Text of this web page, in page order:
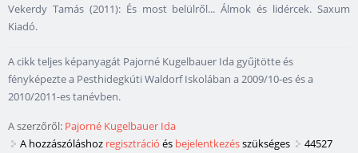
Vekerdy Tamás (2011): És most belülről... Álmok és lidércek. Saxum
Kiadó.
A cikk teljes képanyagát Pajorné Kugelbauer Ida gyűjtötte és
fényképezte a Pesthidegkúti Waldorf Iskolában a 2009/10-es és a
2010/2011-es tanévben.
A szerzőről: Pajorné Kugelbauer Ida
A hozzászóláshoz regisztráció és bejelentkezésszükséges
44527